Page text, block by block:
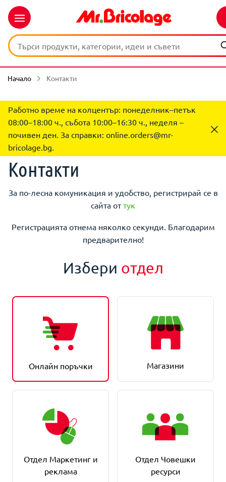
Начало Контакти
Работно време на колцентър: понеделник–петък
08:00–18:00 ч., събота 10:00–16:30 ч., неделя –
почивен ден. За справки: online.orders@mr-
bricolage.bg.
Контакти
За по-лесна комуникация и удобство, регистрирай се в
сайта оттук
Регистрацията отнема няколко секунди. Благодарим
предварително!
Избери отдел
Онлайн поръчки Магазини
Отдел Маркетинг и
реклама
Отдел Човешки
ресурси